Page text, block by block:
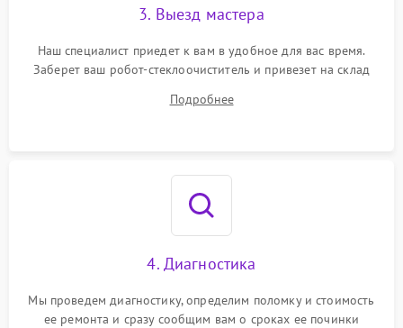
3. Выезд мастера
Наш специалист приедет к вам в удобное для вас время.
Заберет ваш робот-стеклоочиститель и привезет на склад
Подробнее
4. Диагностика
Мы проведем диагностику, определим поломку и стоимость
ее ремонта и сразу сообщим вам о сроках ее починки